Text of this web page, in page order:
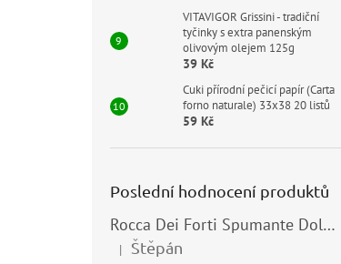
VITAVIGOR Grissini - tradiční
tyčinky s extra panenským
olivovým olejem 125g
39 Kč
Cuki přírodní pečicí papír (Carta
forno naturale) 33x38 20 listů
59 Kč
Poslední hodnocení produktů
Rocca Dei Forti Spumante Dolce 11,5% 0,75l
Hodnocení produktu je 5 z 5 hvězdiček.
| Štěpán